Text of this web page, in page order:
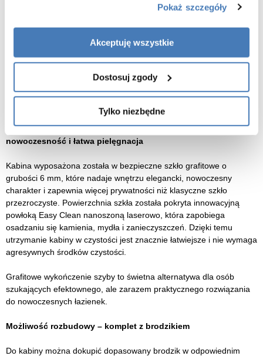
Pokaż szczegóły
Akceptuję wszystkie
Dostosuj zgody
Tylko niezbędne
Chromowane profile – trwałość, odporność i elegancki połysk
Aluminiowe profile w wykończeniu chrom połysk zapewniają nie
tylko wyjątkową estetykę, ale też odporność na wilgoć, korozję i
codzienne użytkowanie. Ich nowoczesny wygląd sprawia, że kabina
idealnie wpisuje się w stylistykę współczesnych łazienek, świetnie
komponując się z armaturą i dodatkami w kolorze chromu. Solidne
zawiasy i mocowania gwarantują stabilność i komfort użytkowania
Szkło grafitowe hartowane 6 mm z powłoką Easy Clean –
nowoczesność i łatwa pielęgnacja
Kabina wyposażona została w bezpieczne szkło grafitowe o
grubości 6 mm, które nadaje wnętrzu elegancki, nowoczesny
charakter i zapewnia więcej prywatności niż klasyczne szkło
przezroczyste. Powierzchnia szkła została pokryta innowacyjną
powłoką Easy Clean nanoszoną laserowo, która zapobiega
osadzaniu się kamienia, mydła i zanieczyszczeń. Dzięki temu
utrzymanie kabiny w czystości jest znacznie łatwiejsze i nie wymaga
agresywnych środków czystości.
Grafitowe wykończenie szyby to świetna alternatywa dla osób
szukających efektownego, ale zarazem praktycznego rozwiązania
do nowoczesnych łazienek.
Możliwość rozbudowy – komplet z brodzikiem
Do kabiny można dokupić dopasowany brodzik w odpowiednim